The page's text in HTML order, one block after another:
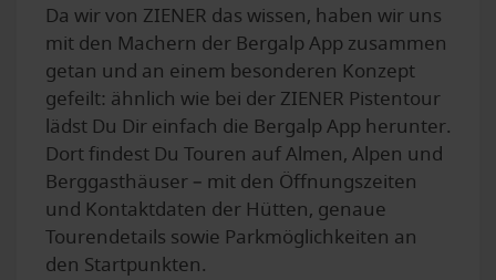
Da wir von ZIENER das wissen, haben wir uns
mit den Machern der Bergalp App zusammen
getan und an einem besonderen Konzept
gefeilt: ähnlich wie bei der ZIENER Pistentour
lädst Du Dir einfach die Bergalp App herunter.
Dort findest Du Touren auf Almen, Alpen und
Berggasthäuser – mit den Öffnungszeiten
und Kontaktdaten der Hütten, genaue
Tourendetails sowie Parkmöglichkeiten an
den Startpunkten.